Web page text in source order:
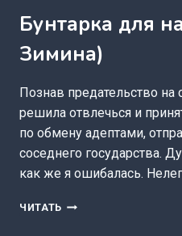
Бунтарка для
Зимина)
Познав предательство на
решила отвлечься и
по обмену адептами,
соседнего государства.
как же я ошибалась.
ЧИТАТЬ БУНТАРКА